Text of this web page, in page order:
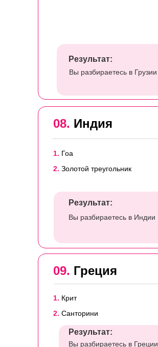
Результат:
Вы разбираетесь в Грузии
08. Индия
1. Гоа
2. Золотой треугольник
Результат:
Вы разбираетесь в Индии
09. Греция
1. Крит
2. Санторини
Результат:
Вы разбираетесь в Греции